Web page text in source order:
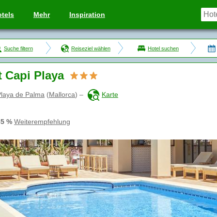
Mehr Inspiration
Suche filtern Reiseziel wählen Hotel suchen
Capi Playa
de Palma (Mallorca) – Karte
% Weiterempfehlung